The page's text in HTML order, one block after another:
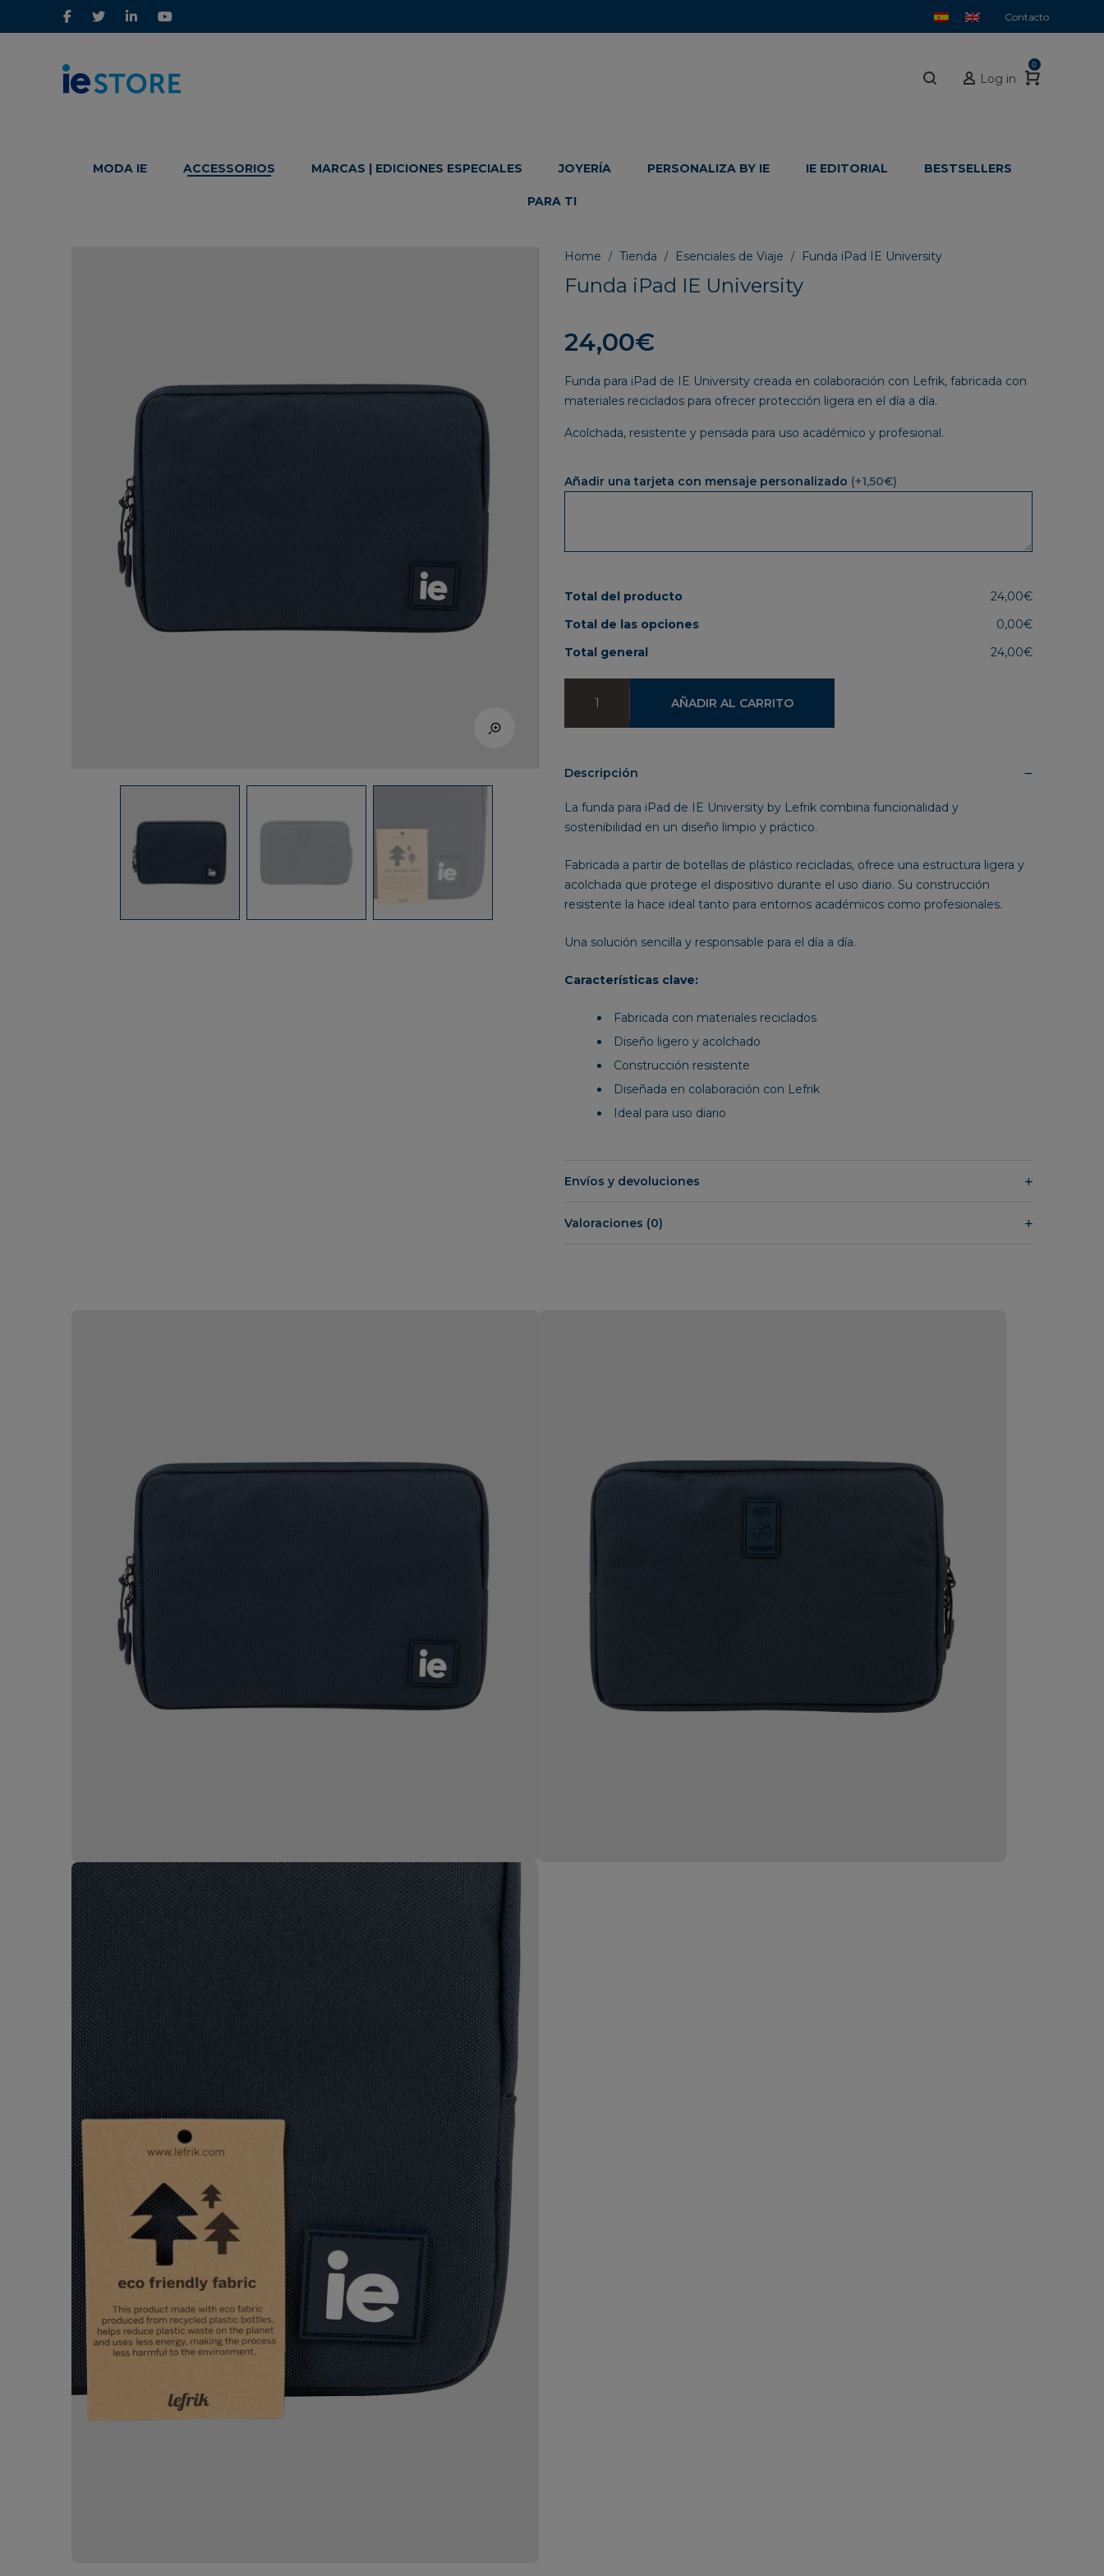
Contacto
IE
IE Log in
0
MODA IE ACCESSORIOS MARCAS | EDICIONES ESPECIALES JOYERÍA PERSONALIZA BY IE IE EDITORIAL BESTSELLERS
PARA TI
Home / Tienda / Esenciales de Viaje / Funda iPad IE University
Funda iPad IE University
24,00€
Funda para iPad de IE University creada en colaboración con Lefrik, fabricada con
materiales reciclados para ofrecer protección ligera en el día a día.
Acolchada, resistente y pensada para uso académico y profesional.
Añadir una tarjeta con mensaje personalizado (+1,50€)
Total del producto
24,00€
Total de las opciones
0,00€
Total general
24,00€
IE
cantidad
AÑADIR AL CARRITO
Descripción
La funda para iPad de IE University by Lefrik combina funcionalidad y
sostenibilidad en un diseño limpio y práctico.
Fabricada a partir de botellas de plástico recicladas, ofrece una estructura ligera y
acolchada que protege el dispositivo durante el uso diario. Su construcción
resistente la hace ideal tanto para entornos académicos como profesionales.
Una solución sencilla y responsable para el día a día.
Características clave:
Fabricada con materiales reciclados
Diseño ligero y acolchado
Construcción resistente
Diseñada en colaboración con Lefrik
Ideal para uso diario
Envíos y devoluciones
Valoraciones (0)